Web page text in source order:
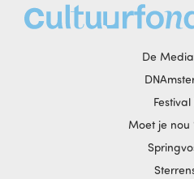
De
Festival
Moet je nou